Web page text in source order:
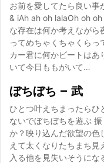
お前を愛してたら良い
& iAh ah oh lalaOh oh
な存在は何か考えながら
ってめちゃくちゃくらっ
カー君に何かビートはあ
いて今日ももがいて…
ぼちぼち – 武
ひとつ叶えちまったらひ
ないでぼちぼちを遊ぶ
か？映り込んだ欲望の色
えて太くなりたちまち見
入る他を見失いそうに